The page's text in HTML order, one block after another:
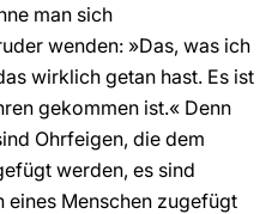
man sich
wenden: »Das, was ich
wirklich getan hast. Es ist
gekommen ist.« Denn
Ohrfeigen, die dem
werden, es sind
eines Menschen zugefügt